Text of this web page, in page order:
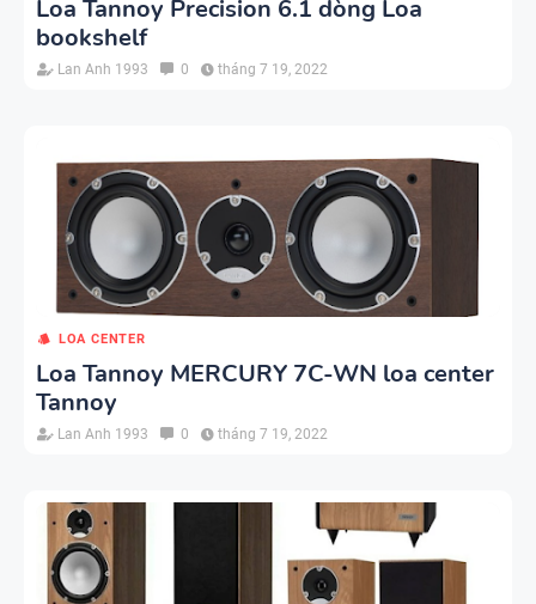
Loa Tannoy Precision 6.1 dòng Loa
bookshelf
Lan Anh 1993 0 tháng 7 19, 2022
LOA CENTER
Loa Tannoy MERCURY 7C-WN loa center
Tannoy
Lan Anh 1993 0 tháng 7 19, 2022